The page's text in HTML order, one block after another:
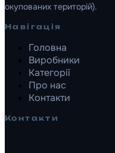
окупованих територій).
Навігація
Головна
Виробники
Категорії
Про нас
Контакти
Контакти